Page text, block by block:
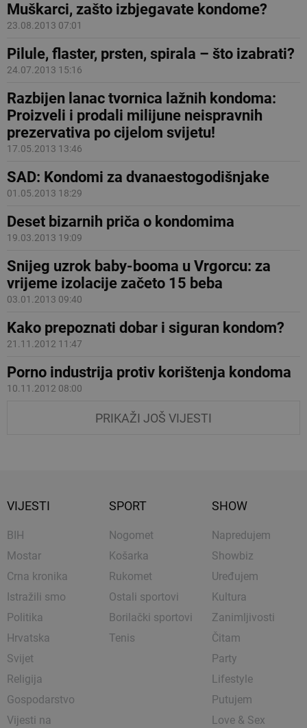
Muškarci, zašto izbjegavate kondome?
23.08.2013 07:01
Pilule, flaster, prsten, spirala – što izabrati?
24.07.2013 15:16
Razbijen lanac tvornica lažnih kondoma:
Proizveli i prodali milijune neispravnih
prezervativa po cijelom svijetu!
17.05.2013 13:46
SAD: Kondomi za dvanaestogodišnjake
01.05.2013 18:29
Deset bizarnih priča o kondomima
19.03.2013 19:09
Snijeg uzrok baby-booma u Vrgorcu: za
vrijeme izolacije začeto 15 beba
03.01.2013 09:40
Kako prepoznati dobar i siguran kondom?
21.11.2012 11:47
Porno industrija protiv korištenja kondoma
10.11.2012 08:00
PRIKAŽI JOŠ VIJESTI
VIJESTI
BIH
Mostar
Crna kronika
Istražili smo
Politika
Hrvatska
Svijet
Religija
Gospodarstvo
Vijesti na
SPORT
Nogomet
Košarka
Rukomet
Ostali sportovi
Borilački sportovi
Tenis
SHOW
Napredujem
Showbiz
Uređujem
Kultura
Zanimljivosti
Čitam
Party
Lifestyle
Putujem
Love & Sex